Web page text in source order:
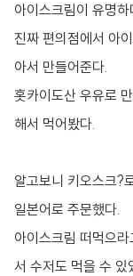
아이스크림이 유명하
진짜 편의점에서 아
아서 만들어준다.
홋카이도산 우유로
해서 먹어봤다.
알고보니 키오스크?
일본어로 주문했다.
아이스크림 떠먹으
서 수저도 먹을 수 있